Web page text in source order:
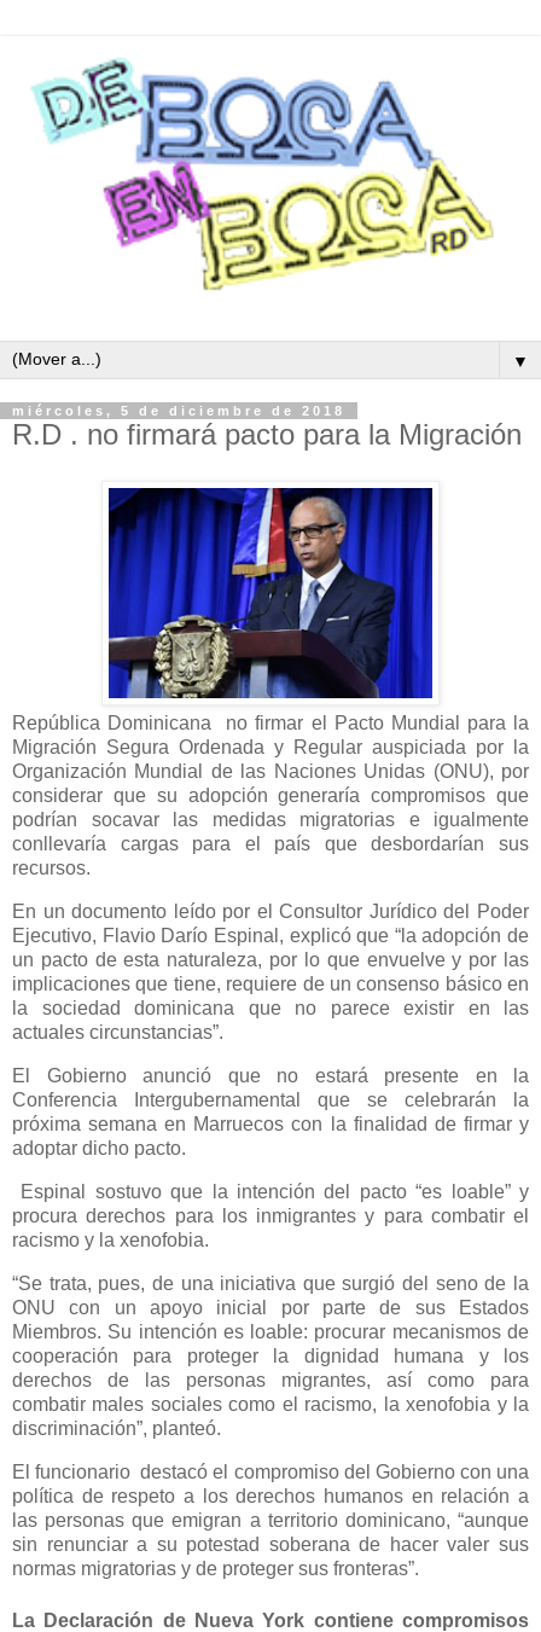
▼
miércoles, 5 de diciembre de 2018
R.D . no firmará pacto para la Migración
República Dominicana no firmar el Pacto Mundial para la
Migración Segura Ordenada y Regular auspiciada por la
Organización Mundial de las Naciones Unidas (ONU), por
considerar que su adopción generaría compromisos que
podrían socavar las medidas migratorias e igualmente
conllevaría cargas para el país que desbordarían sus
recursos.
En un documento leído por el Consultor Jurídico del Poder
Ejecutivo, Flavio Darío Espinal, explicó que “la adopción de
un pacto de esta naturaleza, por lo que envuelve y por las
implicaciones que tiene, requiere de un consenso básico en
la sociedad dominicana que no parece existir en las
actuales circunstancias”.
El Gobierno anunció que no estará presente en la
Conferencia Intergubernamental que se celebrarán la
próxima semana en Marruecos con la finalidad de firmar y
adoptar dicho pacto.
Espinal sostuvo que la intención del pacto “es loable” y
procura derechos para los inmigrantes y para combatir el
racismo y la xenofobia.
“Se trata, pues, de una iniciativa que surgió del seno de la
ONU con un apoyo inicial por parte de sus Estados
Miembros. Su intención es loable: procurar mecanismos de
cooperación para proteger la dignidad humana y los
derechos de las personas migrantes, así como para
combatir males sociales como el racismo, la xenofobia y la
discriminación”, planteó.
El funcionario destacó el compromiso del Gobierno con una
política de respeto a los derechos humanos en relación a
las personas que emigran a territorio dominicano, “aunque
sin renunciar a su potestad soberana de hacer valer sus
normas migratorias y de proteger sus fronteras”.
La Declaración de Nueva York contiene compromisos